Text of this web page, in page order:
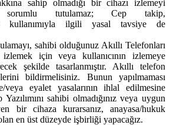
sahip olmadığı bir cihazı izlemeyi
sorumlu tutulamaz; Cep takip,
kullanımıyla ilgili yasal tavsiye de
sahibi olduğunuz Akıllı Telefonları
izlemek için veya kullanıcının izlemeye
şekilde tasarlanmıştır. Akıllı telefon
bildirmelisiniz. Bunun yapılmaması
eyalet yasalarının ihlal edilmesine
sahibi olmadığınız veya uygun
bir cihaza kurarsanız, anayasa/hukuk
en üst düzeyde işbirliği yapacağız.